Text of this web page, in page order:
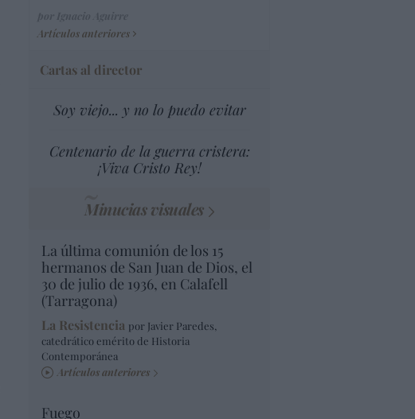
Artículos anteriores
Cartas al director
Soy viejo... y no lo puedo evitar
Centenario de la guerra cristera:
¡Viva Cristo Rey!
Minucias visuales
La última comunión de los 15
hermanos de San Juan de Dios, el
30 de julio de 1936, en Calafell
(Tarragona)
La Resistencia por Javier Paredes,
catedrático emérito de Historia
Contemporánea
Artículos anteriores
Fuego